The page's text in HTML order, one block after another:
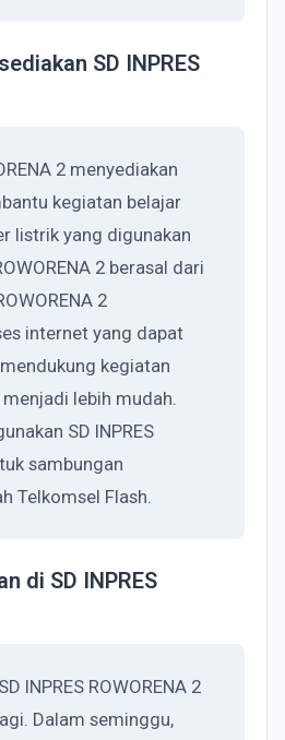
SD INPRES
2 menyediakan
kegiatan belajar
listrik yang digunakan
2 berasal dari
2
internet yang dapat
kegiatan
lebih mudah.
SD INPRES
sambungan
Telkomsel Flash.
di SD INPRES
INPRES ROWORENA 2
Dalam seminggu,